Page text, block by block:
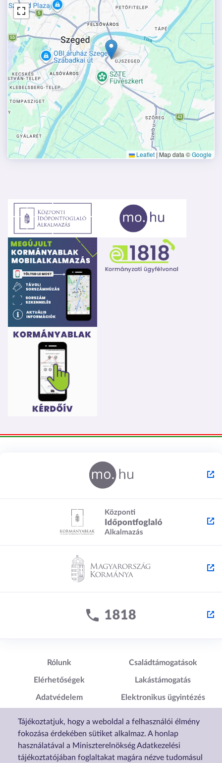
Tájékoztatjuk, hogy a weboldal a felhasználói élmény
fokozása érdekében sütiket alkalmaz. A honlap
használatával a Miniszterelnökség Adatkezelési
tájékoztatójában foglaltakat magára nézve tudomásul
Leaflet | Map data ©Google
Lábléc1
Rólunk
Elérhetőségek
Adatvédelem
Akadálymentesítési
Nyilatkozat
Lábléc2
Családtámogatások
Lakástámogatás
Elektronikus ügyintézés